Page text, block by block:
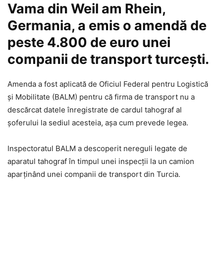
Vama din Weil am Rhein,
Germania, a emis o amendă de
peste 4.800 de euro unei
companii de transport turcești.
Amenda a fost aplicată de Oficiul Federal pentru Logistică
și Mobilitate (BALM) pentru că firma de transport nu a
descărcat datele înregistrate de cardul tahograf al
șoferului la sediul acesteia, așa cum prevede legea.
Inspectoratul BALM a descoperit nereguli legate de
aparatul tahograf în timpul unei inspecții la un camion
aparținând unei companii de transport din Turcia.